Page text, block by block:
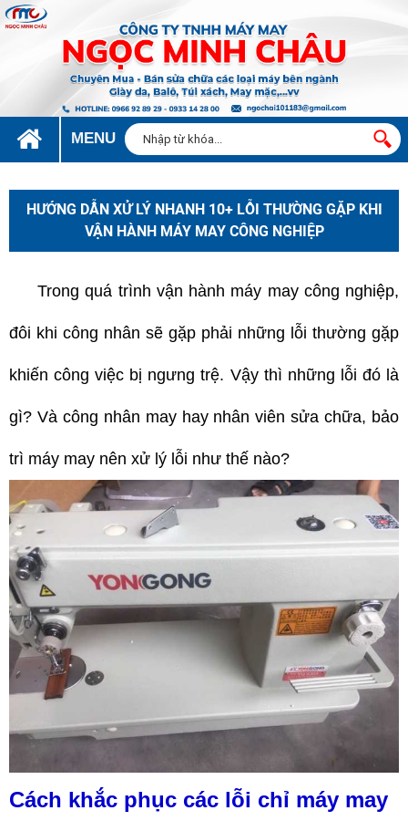
MENU
HƯỚNG DẪN XỬ LÝ NHANH 10+ LỖI THƯỜNG GẶP KHI
VẬN HÀNH MÁY MAY CÔNG NGHIỆP
Trong quá trình vận hành máy may công nghiệp,
đôi khi công nhân sẽ gặp phải những lỗi thường gặp
khiến công việc bị ngưng trệ. Vậy thì những lỗi đó là
gì? Và công nhân may hay nhân viên sửa chữa, bảo
trì máy may nên xử lý lỗi như thế nào?
Cách khắc phục các lỗi chỉ máy may